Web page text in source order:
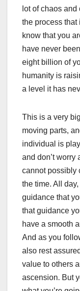
lot of chaos
the process that
know that you
have never
eight billion of
humanity is
a level it has
This is a very
moving parts,
individual is
and don’t worry
cannot possibly
the time. All
guidance that
that guidance
have a smooth
And as you
also rest
value to others
ascension. But